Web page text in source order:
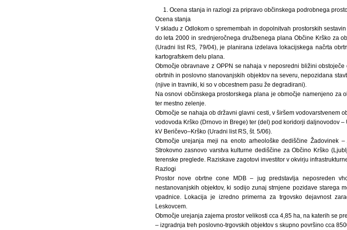
1. Ocena stanja in razlogi za pripravo občinskega podrobnega
Ocena stanja
V skladu z Odlokom o spremembah in dopolnitvah prostorskih
do leta 2000 in srednjeročnega družbenega plana Občine Krško za
(Uradni list RS, 79/04), je planirana izdelava lokacijskega načrta
kartografskem delu plana.
Območje obravnave z OPPN se nahaja v neposredni bližini
obrtnih in poslovno stanovanjskih objektov na severu, nepozidana
(njive in travniki, ki so v obcestnem pasu že degradirani).
Na osnovi občinskega prostorskega plana je območje namenjeno za
ter mestno zelenje.
Območje se nahaja ob državni glavni cesti, v širšem vodovarstvenem
vodovoda Krško (Drnovo in Brege) ter (del) pod koridorji daljnovodov
kV Beričevo–Krško (Uradni list RS, št. 5/06).
Območje urejanja meji na enoto arheološke dediščine Žadovinek
Strokovno zasnovo varstva kulturne dediščine za Občino Krško
terenske preglede. Raziskave zagotovi investitor v okvirju
Razlogi
Prostor nove obrtne cone MDB – jug predstavlja neposreden
nestanovanjskih objektov, ki sodijo zunaj strnjene pozidave starega
vpadnice. Lokacija je izredno primerna za trgovsko dejavnost
Leskovcem.
Območje urejanja zajema prostor velikosti cca 4,85 ha, na katerih se
– izgradnja treh poslovno-trgovskih objektov s skupno površino cca